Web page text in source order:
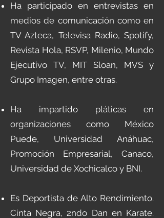
Ha participado en entrevistas en
medios de comunicación como en
TV Azteca, Televisa Radio, Spotify,
Revista Hola, RSVP, Milenio, Mundo
Ejecutivo TV, MIT Sloan, MVS y
Grupo Imagen, entre otras.
Ha impartido pláticas en
organizaciones como México
Puede, Universidad Anáhuac,
Promoción Empresarial, Canaco,
Universidad de Xochicalco y BNI.
Es Deportista de Alto Rendimiento.
Cinta Negra, 2ndo Dan en Karate.